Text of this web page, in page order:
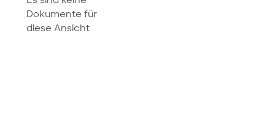
Dokumente für
diese Ansicht